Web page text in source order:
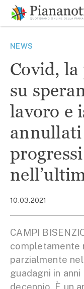
contenuto
NEWS
Covid, la
su
lavoro e
10.03.2021
CAMPI
completamente
parzialmente
guadagni in
decennio. È un